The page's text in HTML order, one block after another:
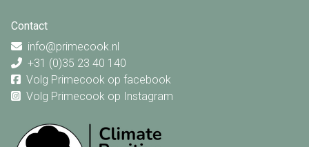
Contact
info@primecook.nl
+31 (0)35 23 40 140
Volg Primecook op facebook
Volg Primecook op Instagram